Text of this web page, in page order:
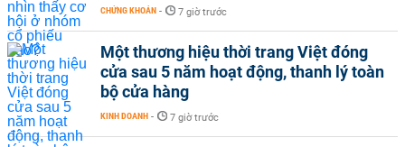
CHỨNG KHOÁN - 7 giờ trước
Một thương hiệu thời trang Việt đóng
cửa sau 5 năm hoạt động, thanh lý toàn
bộ cửa hàng
KINH DOANH - 7 giờ trước